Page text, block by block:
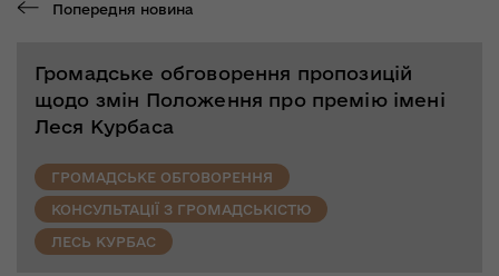
Попередня новина
Громадське обговорення пропозицій
щодо змін Положення про премію імені
Леся Курбаса
ГРОМАДСЬКЕ ОБГОВОРЕННЯ
КОНСУЛЬТАЦІЇ З ГРОМАДСЬКІСТЮ
ЛЕСЬ КУРБАС